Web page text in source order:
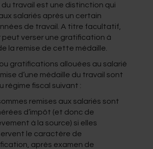
du travail est une distinction qui
salariés après un certain
de travail. A titre facultatif,
peut verser une gratification à
la remise de cette médaille.
gratifications allouées au salarié
d’une médaille du travail sont
régime fiscal suivant :
remises aux salariés sont
d’impôt (et donc de
à la source) si elles
le caractère de
après examen de